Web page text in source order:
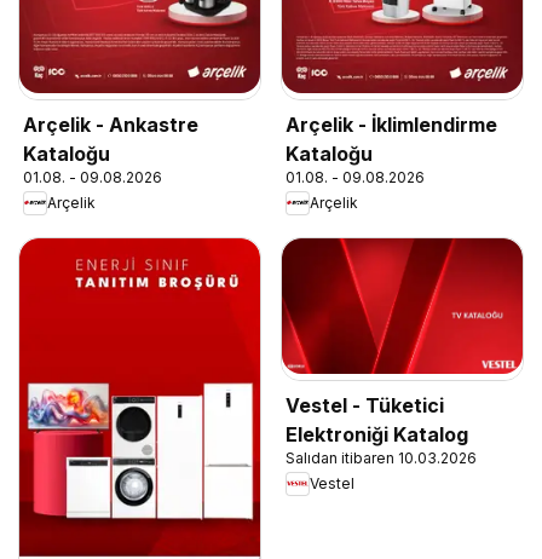
Arçelik - Ankastre
Kataloğu
01.08. - 09.08.2026
Arçelik
Arçelik - İklimlendirme
Kataloğu
01.08. - 09.08.2026
Arçelik
Vestel - Tüketici
Elektroniği Katalog
Salıdan itibaren 10.03.2026
Vestel